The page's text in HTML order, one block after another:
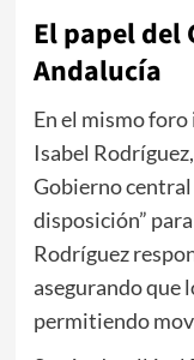
El papel del
Andalucía
En el mismo
Isabel Rodríguez
Gobierno central
disposición”
Rodríguez
asegurando que
permitiendo